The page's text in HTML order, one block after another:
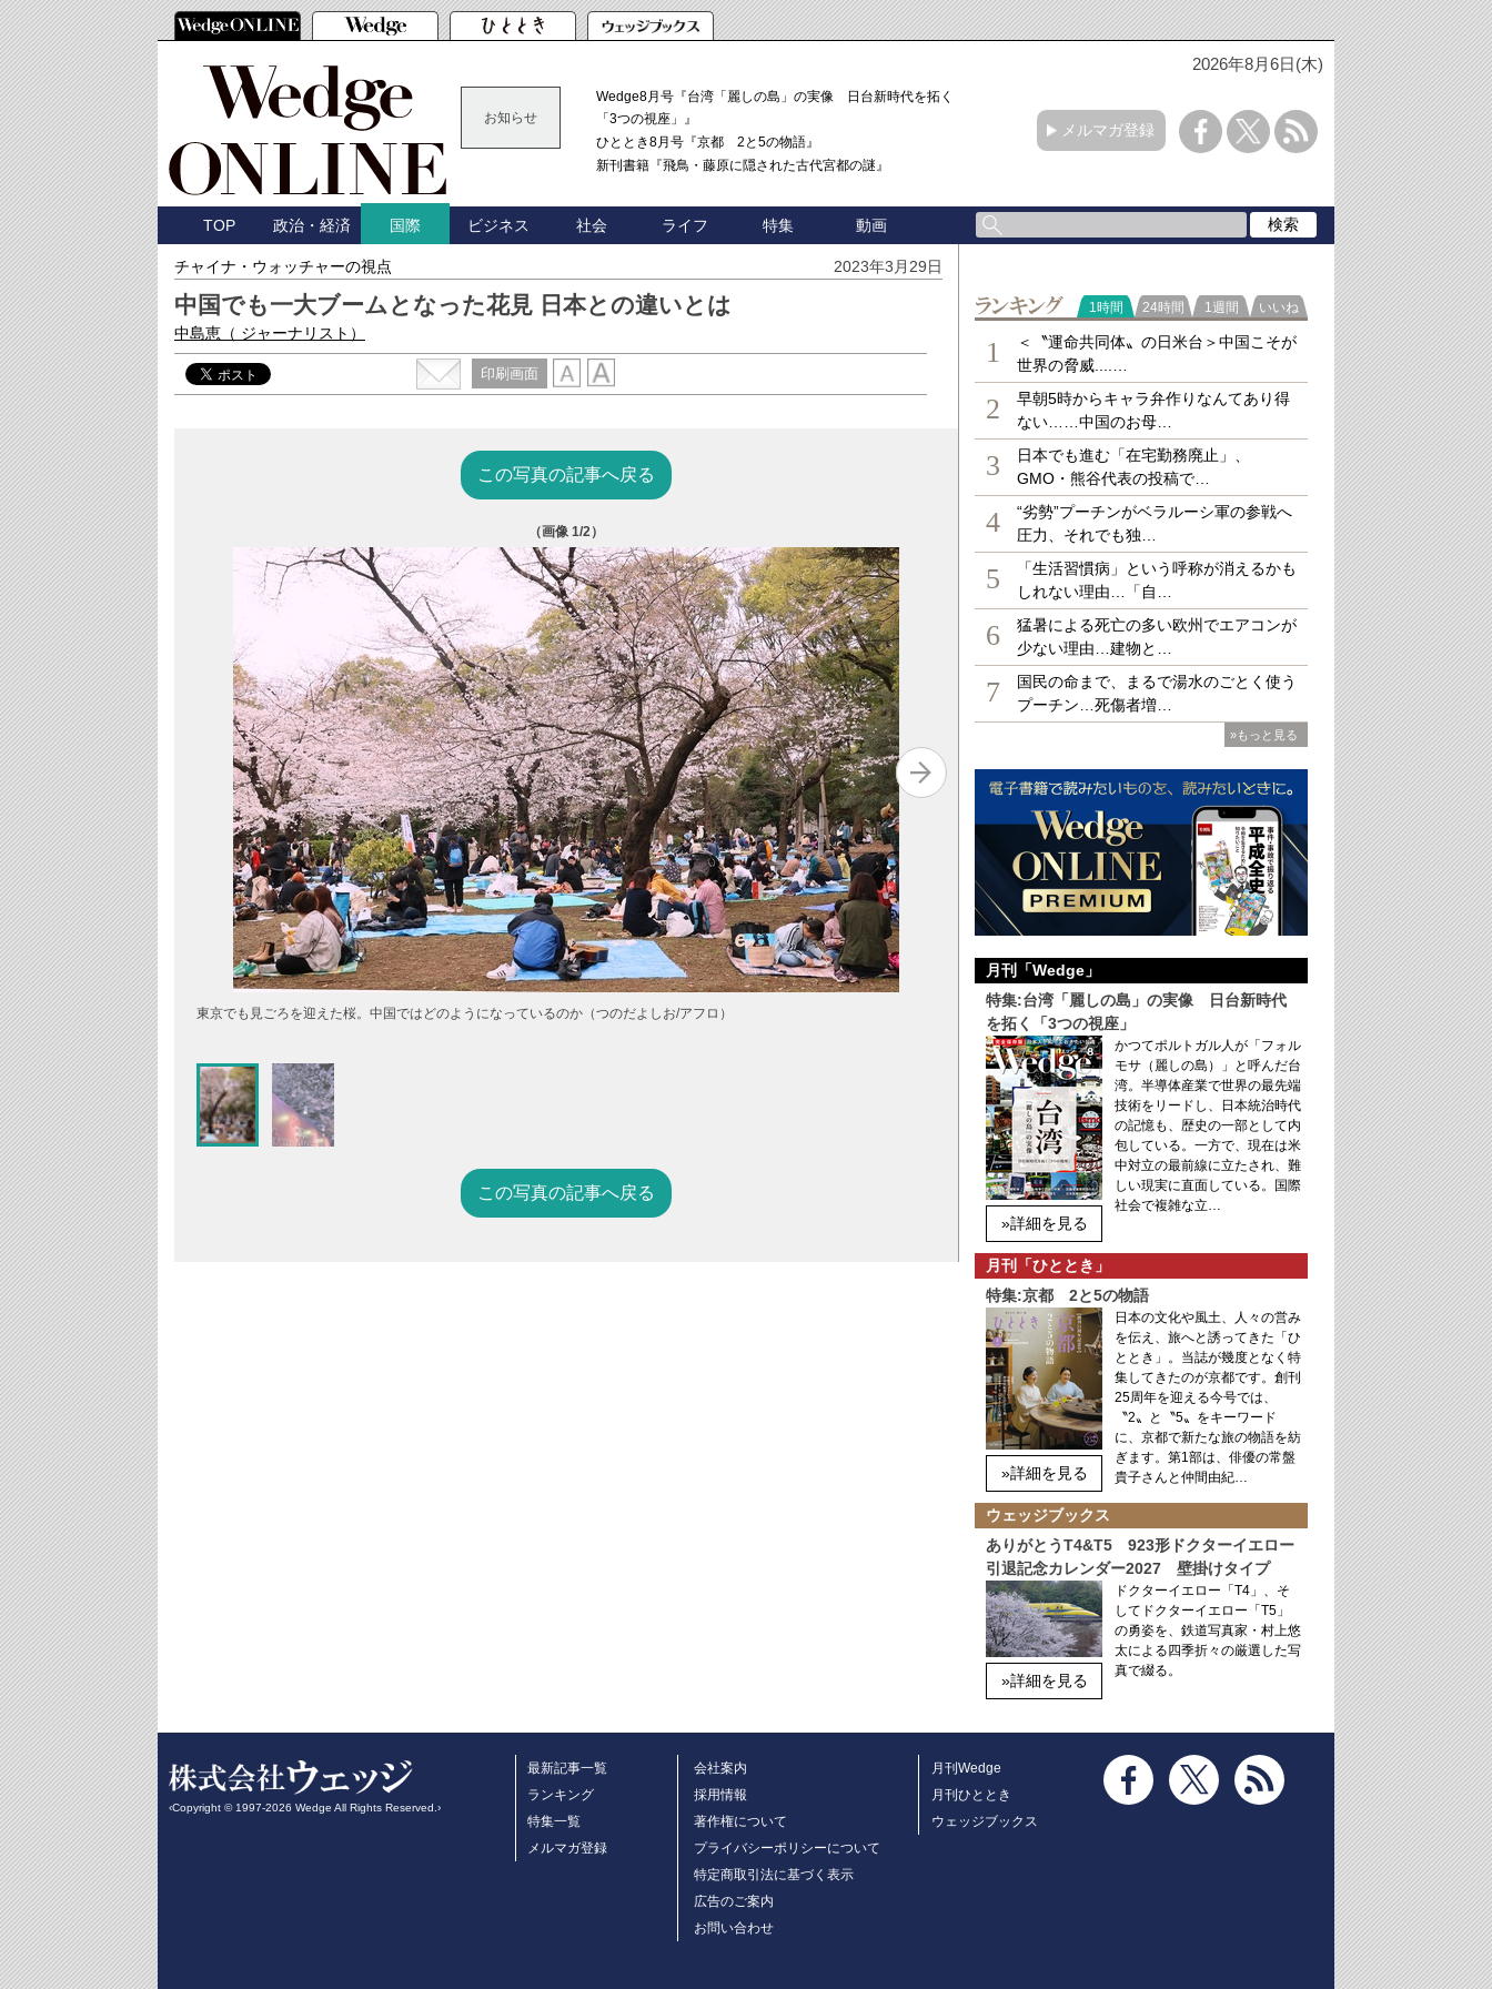
2026年8月6日(木)
お知らせ
Wedge8月号『台湾「麗しの島」の実像 日台新時代を拓く
「3つの視座」』
ひととき8月号『京都 2と5の物語』
新刊書籍『飛鳥・藤原に隠された古代宮都の謎』
メルマガ登録
TOP 政治・経済 国際 ビジネス 社会 ライフ 特集 動画
チャイナ・ウォッチャーの視点 2023年3月29日
中国でも一大ブームとなった花見 日本との違いとは
中島恵 （ ジャーナリスト）
印刷画面
この写真の記事へ戻る
（画像1/2）
東京でも見ごろを迎えた桜。中国ではどのようになっているのか（つのだよしお/アフロ）
上海の夜桜（筆者友人提供）
この写真の記事へ戻る
ラ
1時間 24時間 1週間 いいね
1
＜〝運命共同体〟の日米台＞中国こそが
世界の脅威....…
2
早朝5時からキャラ弁作りなんてあり得
ない……中国のお母…
3
日本でも進む「在宅勤務廃止」、
GMO・熊谷代表の投稿で…
4
“劣勢”プーチンがベラルーシ軍の参戦へ
圧力、それでも独…
5
「生活習慣病」という呼称が消えるかも
しれない理由…「自…
6
猛暑による死亡の多い欧州でエアコンが
少ない理由…建物と…
7
国民の命まで、まるで湯水のごとく使う
プーチン…死傷者増…
»もっと見る
月刊「Wedge」
特集:台湾「麗しの島」の実像 日台新時代
を拓く「3つの視座」
»詳細を見る
かつてポルトガル人が「フォル
モサ（麗しの島）」と呼んだ台
湾。半導体産業で世界の最先端
技術をリードし、日本統治時代
の記憶も、歴史の一部として内
包している。一方で、現在は米
中対立の最前線に立たされ、難
しい現実に直面している。国際
社会で複雑な立…
月刊「ひととき」
特集:京都 2と5の物語
»詳細を見る
日本の文化や風土、人々の営み
を伝え、旅へと誘ってきた「ひ
ととき」。当誌が幾度となく特
集してきたのが京都です。創刊
25周年を迎える今号では、
〝2〟と〝5〟をキーワード
に、京都で新たな旅の物語を紡
ぎます。第1部は、俳優の常盤
貴子さんと仲間由紀…
ウェッジブックス
ありがとうT4&T5 923形ドクターイエロー
引退記念カレンダー2027 壁掛けタイプ
»詳細を見る
ドクターイエロー「T4」、そ
してドクターイエロー「T5」
の勇姿を、鉄道写真家・村上悠
太による四季折々の厳選した写
真で綴る。
‹Copyright © 1997-2026 Wedge All Rights Reserved.›
最新記事一覧
ランキング
特集一覧
メルマガ登録
会社案内
採用情報
著作権について
プライバシーポリシーについて
特定商取引法に基づく表示
広告のご案内
お問い合わせ
月刊Wedge
月刊ひととき
ウェッジブックス